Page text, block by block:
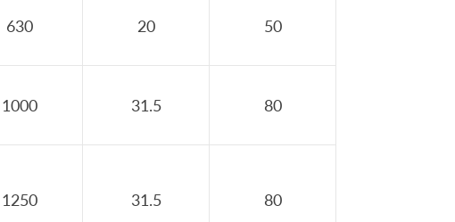
630 20 50
1000 31.5 80
1250 31.5 80